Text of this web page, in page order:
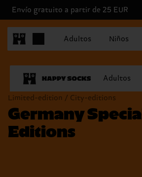
Envío gratuito a partir de 25 EUR
Adultos Niños
Adultos
Limited-edition / City-editions
Germany
Editions